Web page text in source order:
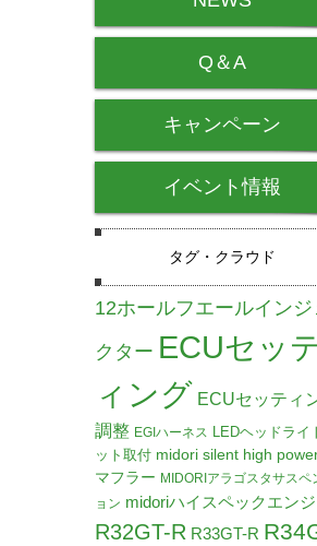
Q＆A
キャンペーン
イベント情報
タグ・クラウド
12ホールフエールインジ
クター ECUセッ
ィング ECUセッティ
調整 EGIハーネス LEDヘッドライ
ット取付 midori silent high
マフラー MIDORIアラゴスタサスペ
ョン midoriハイスペックエン
R32GT-R R33GT-R